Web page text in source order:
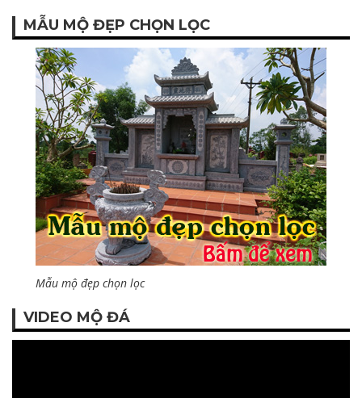
MẪU MỘ ĐẸP CHỌN LỌC
Mẫu mộ đẹp chọn lọc
VIDEO MỘ ĐÁ